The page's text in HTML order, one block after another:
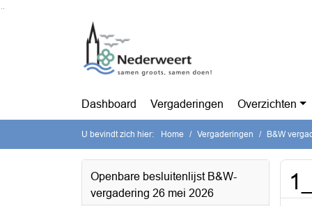
Dashboard Vergaderingen Overzichten
U bevindt zich hier: Home Vergaderingen B&W
Openbare besluitenlijst B&W-
vergadering 26 mei 2026